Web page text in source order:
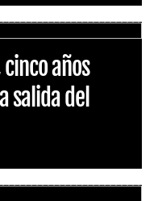
años
salida del